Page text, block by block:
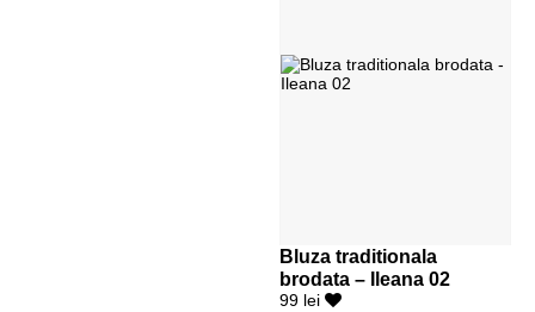
Bluza traditionala
brodata – Ileana 02
99 lei